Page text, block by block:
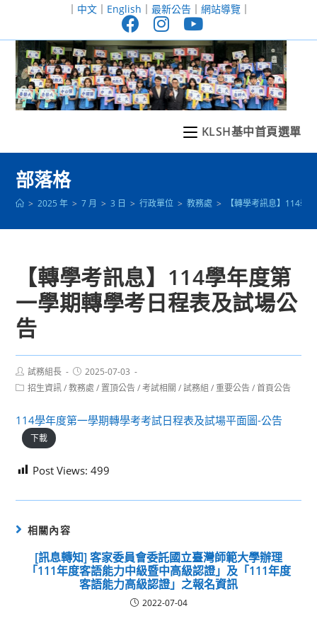
至
｜ 中文｜ English ｜ 最新公告｜ 網站導覽｜
KLSH基中首頁選單
部落格
> 2025 年 > 7 月 > 3 日 > 行政單位 > 教務處 > 【轉學考訊息】114學
【轉學考訊息】114學年度第
一學期轉學考日程表及試場公
告
Post
author:
試務組長
Post
published:
2025-07-03
Post招生資訊 / 教務處 / 置頂公告 / 考試相關 / 試務組 / 重要公告 / 首頁公告
114學年度第一學期轉學考考試日程表及試場平面圖-公告
下載
Post Views: 499
相關內容
[訊息轉知] 客家委員會委託國立臺灣師範大學辦理
「111年度客語能力中級暨中高級認證」及「111年度
客語能力高級認證」之報名資訊
2022-07-04